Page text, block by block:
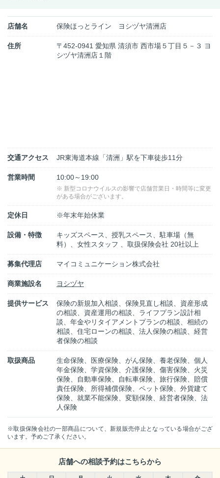
店舗名 保険ほっとライン ヨシヅヤ清洲店
住所
〒452-0941 愛知県 清須市 西市場５丁目５－３ ヨ
シヅヤ清洲店１階
交通アクセス JR東海道本線「清洲」駅を下車徒歩11分
営業時間 10:00～19:00
※ 新型コロナウイルスの影響で店舗営業日・時間等に変更
がある場合がございます。
定休日 ※年末年始休業
設備・特徴
キッズスペース、授乳スペース、駐車場（無
料）、女性スタッフ 、取扱保険会社 20社以上
募集代理店 マイコミュニケーション株式会社
商業施設名 ヨシヅヤ
提供サービス
保険の新規加入相談、保険見直し相談、資産形成
の相談、資産運用の相談、ライフプラン設計相
談、年金やリタイアメントプランの相談、相続の
相談、住宅ローンの相談、法人保険の相談、経営
者保険の相談
取扱商品
生命保険、医療保険、がん保険、養老保険、個人
年金保険、学資保険、介護保険、傷害保険、火災
保険、自動車保険、自転車保険、旅行保険、賠償
責任保険、所得補償保険、ペット保険、外貨建て
保険、就業不能保険、変額保険、経営者保険、法
人保険
※取扱保険会社の一部商品について、新規販売停止となっている場合がござ
います。予めご了承ください。
店舗への相談予約はこちらから